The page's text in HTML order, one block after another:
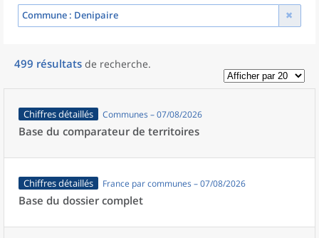
Commune : Denipaire
499 résultats de recherche.
Chiffres détaillés Communes – 07/08/2026
Base du comparateur de territoires
Chiffres détaillés France par communes – 07/08/2026
Base du dossier complet